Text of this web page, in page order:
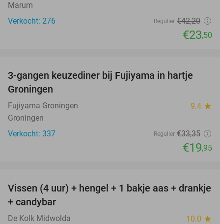
Marum
Verkocht: 276
Regulier €42,20
€23,50
40%
3-gangen keuzediner bij Fujiyama in hartje
Groningen
Fujiyama Groningen 9.4 star
Groningen
Verkocht: 337
Regulier €33,35
€19,95
43%
Vissen (4 uur) + hengel + 1 bakje aas + drankje
+ candybar
De Kolk Midwolda 10.0 star